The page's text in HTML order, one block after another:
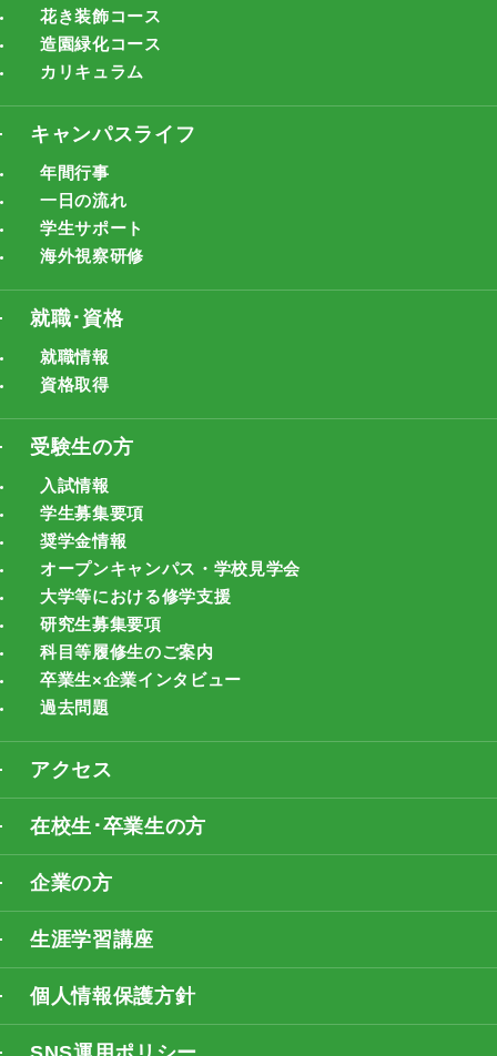
花き装飾コース
造園緑化コース
カリキュラム
キャンパスライフ
年間行事
一日の流れ
学生サポート
海外視察研修
就職･資格
就職情報
資格取得
受験生の方
入試情報
学生募集要項
奨学金情報
オープンキャンパス・学校見学会
大学等における修学支援
研究生募集要項
科目等履修生のご案内
卒業生×企業インタビュー
過去問題
アクセス
在校生･卒業生の方
企業の方
生涯学習講座
個人情報保護方針